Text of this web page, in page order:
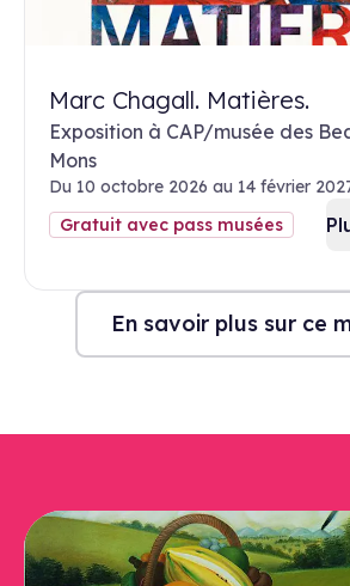
Marc Chagall. Matières.
Exposition à CAP/musée des
Mons
Du 10 octobre 2026 au 14 février
Gratuit avec pass musées
En savoir plus sur ce